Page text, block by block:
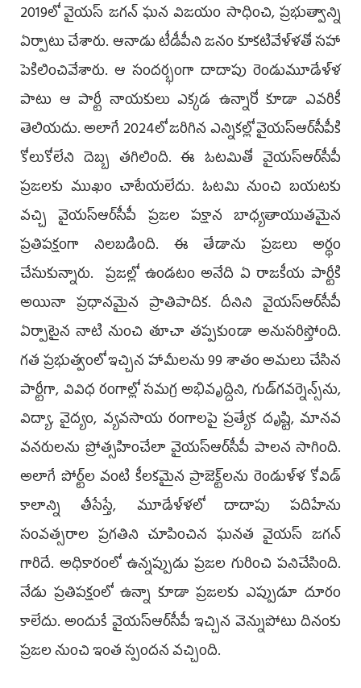
2019లో వైయస్ జగన్ ఘన విజయం సాధించి, ప్రభుత్వాన్ని
ఏర్పాటు చేశారు. ఆనాడు టీడీపీని జనం కూకటివేళ్ళతో సహా
పెకిలించివేశారు. ఆ సందర్భంగా దాదాపు రెండుమూడేళ్ళ
పాటు ఆ పార్టీ నాయకులు ఎక్కడ ఉన్నారో కూడా ఎవరికీ
తెలియదు. అలాగే 2024లో జరిగిన ఎన్నికల్లో వైయస్ఆర్‌సీపీకి
కోలుకోలేని దెబ్బ తగిలింది. ఈ ఓటమితో వైయస్ఆర్‌సీపీ
ప్రజలకు ముఖం చాటేయలేదు. ఓటమి నుంచి బయటకు
వచ్చి వైయస్ఆర్‌సీపీ ప్రజల పక్షాన బాధ్యతాయుతమైన
ప్రతిపక్షంగా నిలబడింది. ఈ తేడాను ప్రజలు అర్థం
చేసుకున్నారు. ప్రజల్లో ఉండటం అనేది ఏ రాజకీయ పార్టీకి
అయినా ప్రధానమైన ప్రాతిపాదిక. దీనిని వైయస్ఆర్‌సీపీ
ఏర్పాటైన నాటి నుంచి తూచా తప్పకుండా అనుసరిస్తోంది.
గత ప్రభుత్వంలో ఇచ్చిన హామీలను 99 శాతం అమలు చేసిన
పార్టీగా, వివిధ రంగాల్లో సమగ్ర అభివృద్దిని, గుడ్‌గవర్నెన్స్‌ను,
విద్యా, వైద్యం, వ్యవసాయ రంగాలపై ప్రత్యేక దృష్టి, మానవ
వనరులను ప్రోత్సహించేలా వైయస్ఆర్‌సీపీ పాలన సాగింది.
అలాగే పోర్ట్‌ల వంటి కీలకమైన ప్రాజెక్ట్‌లను రెండుళ్ళ కోవిడ్
కాలాన్ని తీసేస్తే, మూడేళ్ళలో దాదాపు పదిహేను
సంవత్సరాల ప్రగతిని చూపించిన ఘనత వైయస్ జగన్
గారిదే. అధికారంలో ఉన్నప్పుడు ప్రజల గురించి పనిచేసింది.
నేడు ప్రతిపక్షంలో ఉన్నా కూడా ప్రజలకు ఎప్పుడూ దూరం
కాలేదు. అందుకే వైయస్ఆర్‌సీపీ ఇచ్చిన వెన్నుపోటు దినంకు
ప్రజల నుంచి ఇంత స్పందన వచ్చింది.